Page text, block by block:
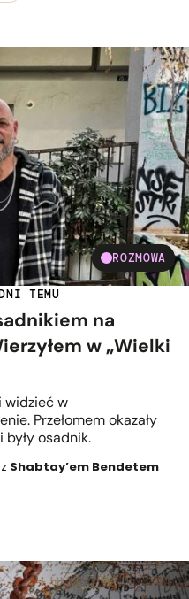
ROZMOWA
TEMU
na
w „Wielki
widzieć w
Przełomem okazały
osadnik.
Shabtay’em Bendetem